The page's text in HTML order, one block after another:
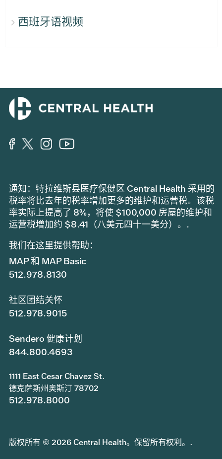
西班牙语视频
通知：特拉维斯县医疗保健区 Central Health 采用的
税率将比去年的税率增加更多的维护和运营税。该税
率实际上提高了 8%，将使 $100,000 房屋的维护和
运营税增加约 $8.41（八美元四十一美分）。.
我们在这里提供帮助：
MAP 和 MAP Basic
512.978.8130
社区团结关怀
512.978.9015
Sendero 健康计划
844.800.4693
1111 East Cesar Chavez St.
德克萨斯州奥斯汀 78702
512.978.8000
版权所有 © 2026 Central Health。保留所有权利。.